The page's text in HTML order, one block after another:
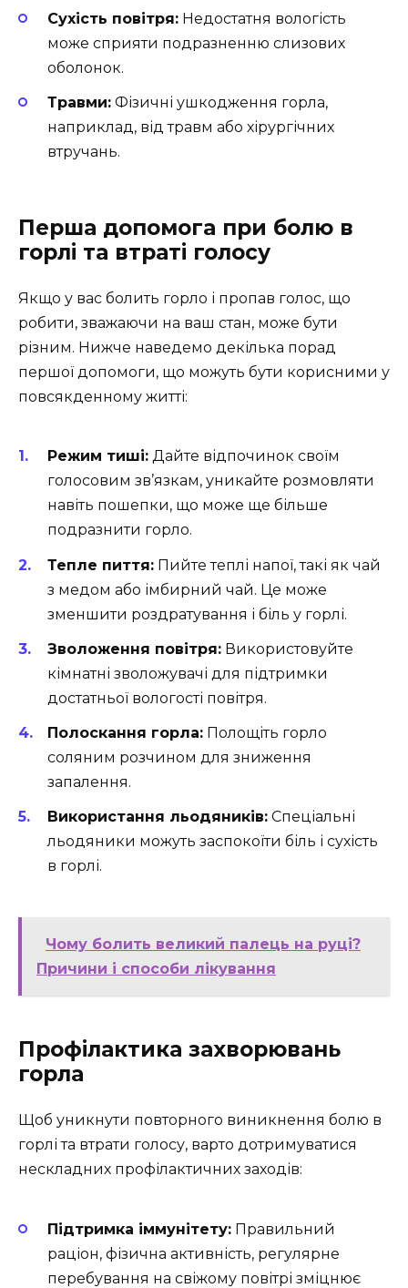
Сухість повітря: Недостатня вологість
може сприяти подразненню слизових
оболонок.
Травми: Фізичні ушкодження горла,
наприклад, від травм або хірургічних
втручань.
Перша допомога при болю в
горлі та втраті голосу
Якщо у вас болить горло і пропав голос, що
робити, зважаючи на ваш стан, може бути
різним. Нижче наведемо декілька порад
першої допомоги, що можуть бути корисними у
повсякденному житті:
Режим тиші: Дайте відпочинок своїм
голосовим зв’язкам, уникайте розмовляти
навіть пошепки, що може ще більше
подразнити горло.
Тепле пиття: Пийте теплі напої, такі як чай
з медом або імбирний чай. Це може
зменшити роздратування і біль у горлі.
Зволоження повітря: Використовуйте
кімнатні зволожувачі для підтримки
достатньої вологості повітря.
Полоскання горла: Полощіть горло
соляним розчином для зниження
запалення.
Використання льодяників: Спеціальні
льодяники можуть заспокоїти біль і сухість
в горлі.
Чому болить великий палець на руці?
Причини і способи лікування
Профілактика захворювань
горла
Щоб уникнути повторного виникнення болю в
горлі та втрати голосу, варто дотримуватися
нескладних профілактичних заходів:
Підтримка іммунітету: Правильний
раціон, фізична активність, регулярне
перебування на свіжому повітрі зміцнює